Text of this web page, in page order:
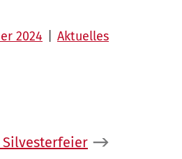
2024 Aktuelles
Silvesterfeier